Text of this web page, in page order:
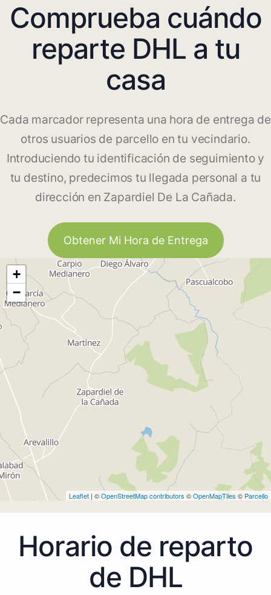
Comprueba cuándo
reparte DHL a tu
casa
Cada marcador representa una hora de entrega de
otros usuarios de parcello en tu vecindario.
Introduciendo tu identificación de seguimiento y
tu destino, predecimos tu llegada personal a tu
dirección en Zapardiel De La Cañada.
Obtener Mi Hora de Entrega
+
−
Leaflet | ©OpenStreetMap contributors ©OpenMapTiles © Parcello
Horario de reparto
de DHL